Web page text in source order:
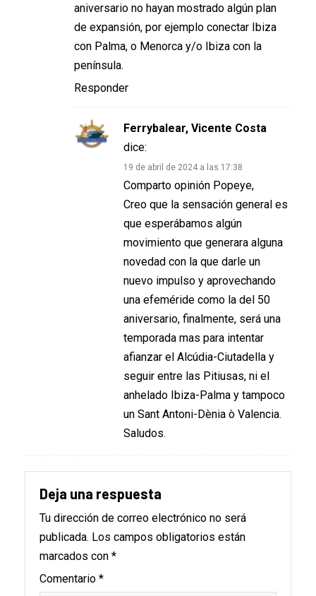
aniversario no hayan mostrado algún plan
de expansión, por ejemplo conectar Ibiza
con Palma, o Menorca y/o Ibiza con la
península.
Responder
Ferrybalear, Vicente Costa
dice:
19 de abril de 2024 a las 17:38
Comparto opinión Popeye,
Creo que la sensación general es
que esperábamos algún
movimiento que generara alguna
novedad con la que darle un
nuevo impulso y aprovechando
una efeméride como la del 50
aniversario, finalmente, será una
temporada mas para intentar
afianzar el Alcúdia-Ciutadella y
seguir entre las Pitiusas, ni el
anhelado Ibiza-Palma y tampoco
un Sant Antoni-Dènia ò Valencia.
Saludos.
Deja una respuesta
Tu dirección de correo electrónico no será
publicada. Los campos obligatorios están
marcados con *
Comentario *